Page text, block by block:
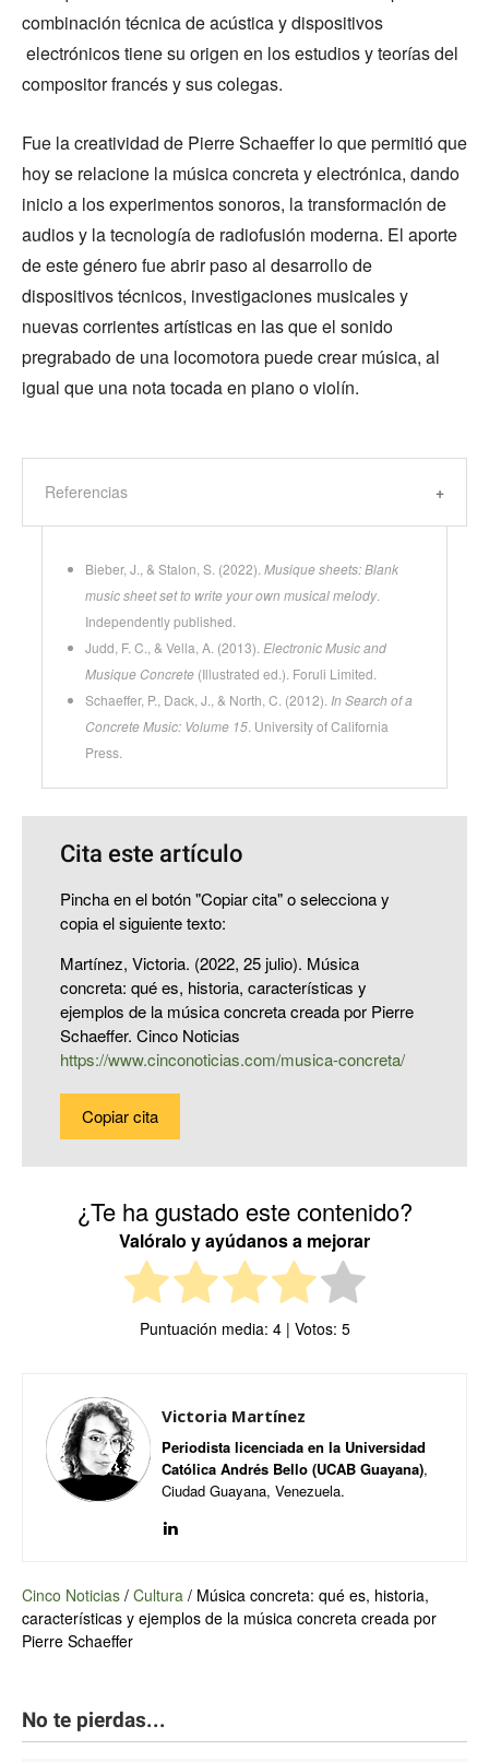
combinación técnica de acústica y dispositivos
electrónicos tiene su origen en los estudios y teorías del
compositor francés y sus colegas.
Fue la creatividad de Pierre Schaeffer lo que permitió que
hoy se relacione la música concreta y electrónica, dando
inicio a los experimentos sonoros, la transformación de
audios y la tecnología de radiofusión moderna. El aporte
de este género fue abrir paso al desarrollo de
dispositivos técnicos, investigaciones musicales y
nuevas corrientes artísticas en las que el sonido
pregrabado de una locomotora puede crear música, al
igual que una nota tocada en piano o violín.
Referencias
Bieber, J., & Stalon, S. (2022). Musique sheets: Blank
music sheet set to write your own musical melody
Independently published.
Judd, F. C., & Vella, A. (2013). Electronic Music and
Musique Concrete (Illustrated ed.). Foruli Limited.
Schaeffer, P., Dack, J., & North, C. (2012). In Search of a
Concrete Music: Volume 15 . University of California
Press.
Cita este artículo
Pincha en el botón "Copiar cita" o selecciona y
copia el siguiente texto:
Martínez, Victoria. (2022, 25 julio). Música
concreta: qué es, historia, características y
ejemplos de la música concreta creada por Pierre
Schaeffer. Cinco Noticias
https://www.cinconoticias.com/musica-concreta/
Copiar cita
¿Te ha gustado este contenido?
Valóralo y ayúdanos a mejorar
Puntuación media: 4| Votos: 5
Victoria Martínez
Periodista licenciada en la Universidad
Católica Andrés Bello (UCAB Guayana),
Ciudad Guayana, Venezuela.
Cinco Noticias / Cultura / Música concreta: qué es, historia,
características y ejemplos de la música concreta creada por
Pierre Schaeffer
No te pierdas...